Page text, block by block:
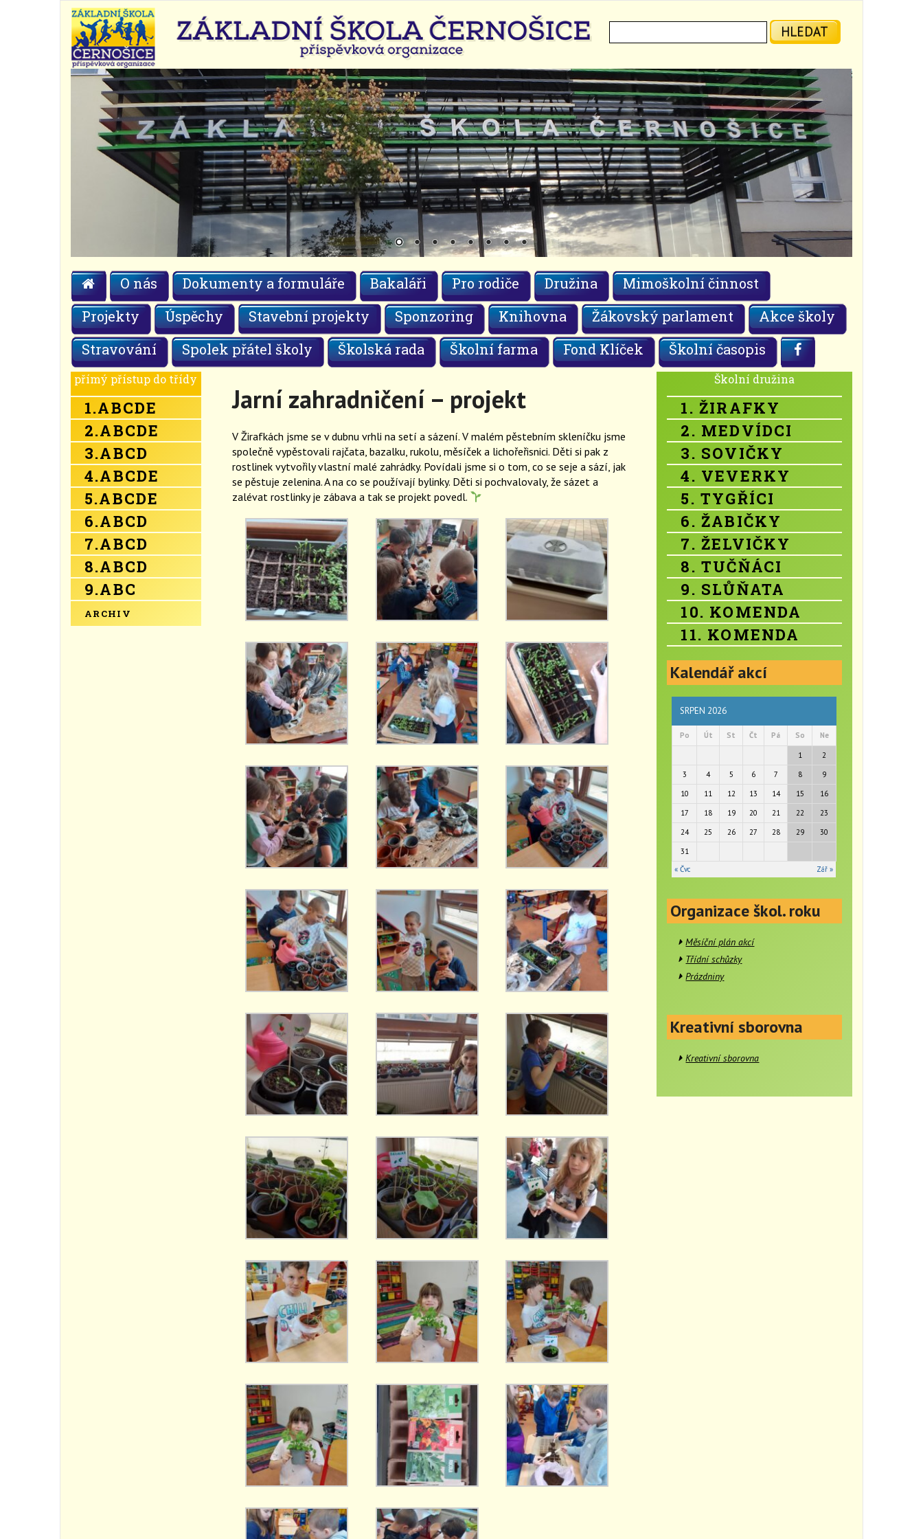
HLEDAT
O nás Dokumenty a formuláře Bakaláři Pro rodiče Družina
Mimoškolní činnost
Projekty
Úspěchy Stavební projekty Sponzoring Knihovna Žákovský parlament
Akce školy
Stravování
Spolek přátel školy Školská rada Školní farma Fond Klíček Školní časopis
přímý přístup do třídy
1.ABCDE
2.ABCDE
3.ABCD
4.ABCDE
5.ABCDE
6.ABCD
7.ABCD
8.ABCD
9.ABC
ARCHIV
Jarní zahradničení – projekt
V Žirafkách jsme se v dubnu vrhli na setí a sázení. V malém pěstebním skleníčku jsme
společně vypěstovali rajčata, bazalku, rukolu, měsíček a lichořeřisnici. Děti si pak z
rostlinek vytvořily vlastní malé zahrádky. Povídali jsme si o tom, co se seje a sází, jak
se pěstuje zelenina. A na co se používají bylinky. Děti si pochvalovaly, že sázet a
zalévat rostlinky je zábava a tak se projekt povedl.
Školní družina
1. ŽIRAFKY
2. MEDVÍDCI
3. SOVIČKY
4. VEVERKY
5. TYGŘÍCI
6. ŽABIČKY
7. ŽELVIČKY
8. TUČŇÁCI
9. SLŮŇATA
10. KOMENDA
11. KOMENDA
Kalendář akcí
SRPEN 2026
Po Út St Čt Pá So Ne
1
2
3
4 5 6 7 8
9
10
11 12 13 14 15
16
17
18 19 20 21 22
23
24
25 26 27 28 29
30
31
« Čvc
Zář »
Organizace škol. roku
Měsíční plán akcí
Třídní schůzky
Prázdniny
Kreativní sborovna
Kreativní sborovna